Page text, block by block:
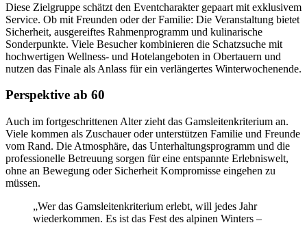
Diese Zielgruppe schätzt den Eventcharakter gepaart mit exklusivem
Service. Ob mit Freunden oder der Familie: Die Veranstaltung bietet
Sicherheit, ausgereiftes Rahmenprogramm und kulinarische
Sonderpunkte. Viele Besucher kombinieren die Schatzsuche mit
hochwertigen Wellness- und Hotelangeboten in Obertauern und
nutzen das Finale als Anlass für ein verlängertes Winterwochenende.
Perspektive ab 60
Auch im fortgeschrittenen Alter zieht das Gamsleitenkriterium an.
Viele kommen als Zuschauer oder unterstützen Familie und Freunde
vom Rand. Die Atmosphäre, das Unterhaltungsprogramm und die
professionelle Betreuung sorgen für eine entspannte Erlebniswelt,
ohne an Bewegung oder Sicherheit Kompromisse eingehen zu
müssen.
„Wer das Gamsleitenkriterium erlebt, will jedes Jahr
wiederkommen. Es ist das Fest des alpinen Winters –